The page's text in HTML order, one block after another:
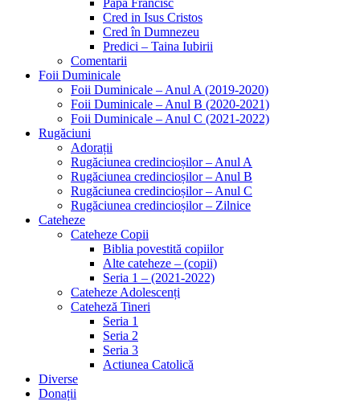
Papa Francisc
Cred in Isus Cristos
Cred în Dumnezeu
Predici – Taina Iubirii
Comentarii
Foii Duminicale
Foii Duminicale – Anul A (2019-2020)
Foii Duminicale – Anul B (2020-2021)
Foii Duminicale – Anul C (2021-2022)
Rugăciuni
Adorații
Rugăciunea credincioșilor – Anul A
Rugăciunea credincioșilor – Anul B
Rugăciunea credincioșilor – Anul C
Rugăciunea credincioșilor – Zilnice
Cateheze
Cateheze Copii
Biblia povestită copiilor
Alte cateheze – (copii)
Seria 1 – (2021-2022)
Cateheze Adolescenți
Cateheză Tineri
Seria 1
Seria 2
Seria 3
Actiunea Catolică
Diverse
Donații